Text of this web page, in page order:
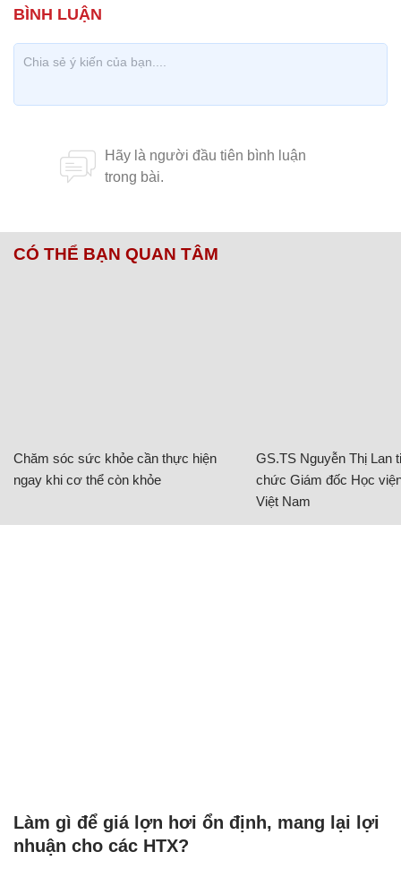
CÓ THỂ BẠN QUAN TÂM
Chăm sóc sức khỏe cần thực hiện
ngay khi cơ thể còn khỏe
GS.TS Nguyễn Thị Lan
chức Giám đốc Học
Việt Nam
Làm gì để giá lợn hơi ổn định, mang lại lợi
nhuận cho các HTX?